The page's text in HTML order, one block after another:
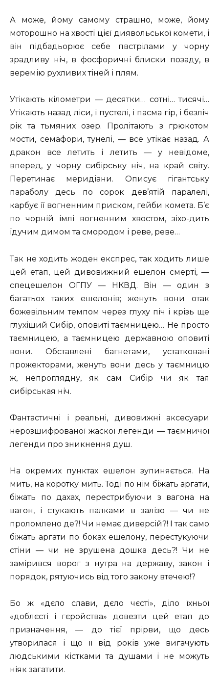
А може, йому самому страшно, може, йому
моторошно на хвості цієї диявольської комети, і
він підбадьорює себе пвстрілами у чорну
зрадливу ніч, в фосфоричні блиски позаду, в
веремію рухливих тіней і плям.
Утікають кілометри — десятки… сотні… тисячі…
Утікають назад ліси, і пустелі, і пасма гір, і безліч
рік та тьмяних озер. Пролітають з грюкотом
мости, семафори, тунелі, — все утікає назад. А
дракон все летить і летить — у невідоме,
вперед, у чорну сибірську ніч, на край світу.
Перетинає меридіани. Описує гігантську
параболу десь по сорок дев’ятій паралелі,
карбує її вогненним приском, гейби комета. Б’є
по чорній імлі вогненним хвостом, зіхо-дить
їдучим димом та смородом і реве, реве…
Так не ходить жоден експрес, так ходить лише
цей етап, цей дивовижний ешелон смерті, —
спецешелон ОГПУ — НКВД. Він — один з
багатьох таких ешелонів; женуть вони отак
божевільним темпом через глуху піч і крізь ще
глухіший Сибір, оповиті таємницею… Не просто
таємницею, а таємницею державною оповиті
вони. Обставлені багнетами, устатковані
прожекторами, женуть вони десь у таємницю
ж, непроглядну, як сам Сибір чи як тая
сибірськая ніч.
Фантастичні і реальні, дивовижні аксесуари
нерозшифрованої жаскої легенди — таємничої
легенди про зникнення душ.
На окремих пунктах ешелон зупиняється. На
мить, на коротку мить. Тоді по нім біжать аргати,
біжать по дахах, перестрибуючи з вагона на
вагон, і стукають палками в залізо — чи не
проломлено де?! Чи немає диверсій?! І так само
біжать аргати по боках ешелону, перестукуючи
стіни — чи не зрушена дошка десь?! Чи не
замірився ворог з нутра на державу, закон і
порядок, рятуючись від того закону втечею!?
Бо ж «дєло слави, дєло чєсті», діло їхньої
«доблєсті і гєройства» довезти цей етап до
призначення, — до тієї прірви, що десь
утворилася і що її від років уже вигачують
людськими кістками та душами і не можуть
ніяк загатити.